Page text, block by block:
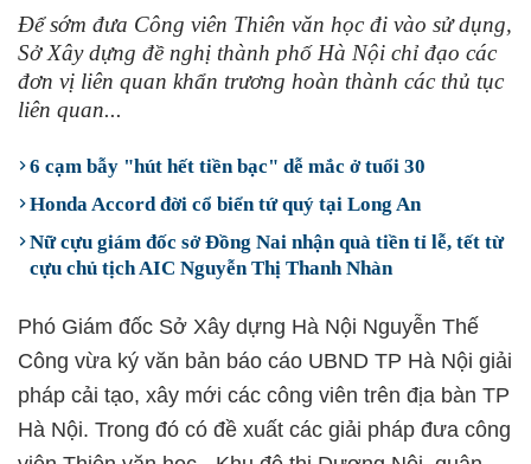
Để sớm đưa Công viên Thiên văn học đi vào sử dụng,
Sở Xây dựng đề nghị thành phố Hà Nội chỉ đạo các
đơn vị liên quan khẩn trương hoàn thành các thủ tục
liên quan...
6 cạm bẫy "hút hết tiền bạc" dễ mắc ở tuổi 30
Honda Accord đời cổ biển tứ quý tại Long An
Nữ cựu giám đốc sở Đồng Nai nhận quà tiền tỉ lễ, tết từ
cựu chủ tịch AIC Nguyễn Thị Thanh Nhàn
Phó Giám đốc Sở Xây dựng Hà Nội Nguyễn Thế
Công vừa ký văn bản báo cáo UBND TP Hà Nội giải
pháp cải tạo, xây mới các công viên trên địa bàn TP
Hà Nội. Trong đó có đề xuất các giải pháp đưa công